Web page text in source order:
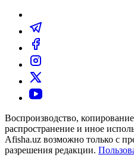
Воспроизводство,
распространение и иное
Afisha.uz возможно только с
разрешения редакции.